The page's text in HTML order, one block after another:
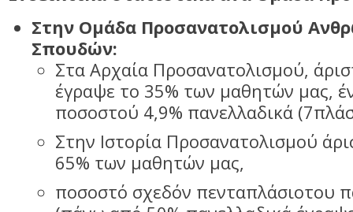
Στην Ομάδα Προσανατολισμού
Σπουδών:
Στα Αρχαία Προσανατολισμού,
έγραψε το 35% των μαθητών μας,
ποσοστού 4,9% πανελλαδικά
Στην Ιστορία Προσανατολισμού
65% των μαθητών μας,
ποσοστό σχεδόν πενταπλάσιοτου